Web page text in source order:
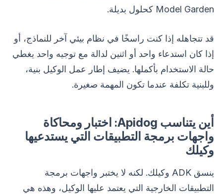
Model Garden كحلول بديلة.
قد تتجاهله إذا كنت راسخًا في نظام بيئي آخر للنماذج، أو
إذا كان استدعاء واحد أو اثنين لدالة مع توجيه واحد يغطي
حالة الاستخدام بأكملها. يضيف إطار عمل الوكيل بنية،
وللبنية تكلفة عندما تكون المهمة صغيرة.
أين يتناسب Apidog: اختبار ومحاكاة
واجهات برمجة التطبيقات التي يستدعيها
وكيلك
ينسق ADK وكيلك. لكنه لا يختبر واجهات برمجة
التطبيقات الخارجية التي يعتمد عليها الوكيل، وهذه هي